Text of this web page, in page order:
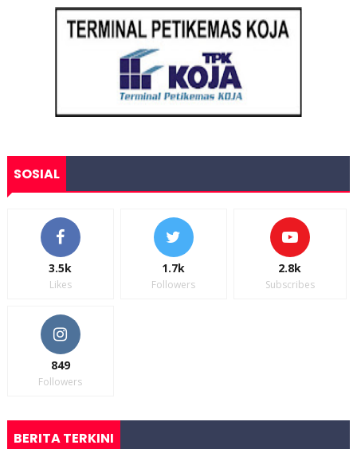
SOSIAL
3.5k
Likes
1.7k
Followers
2.8k
Subscribes
849
Followers
BERITA TERKINI